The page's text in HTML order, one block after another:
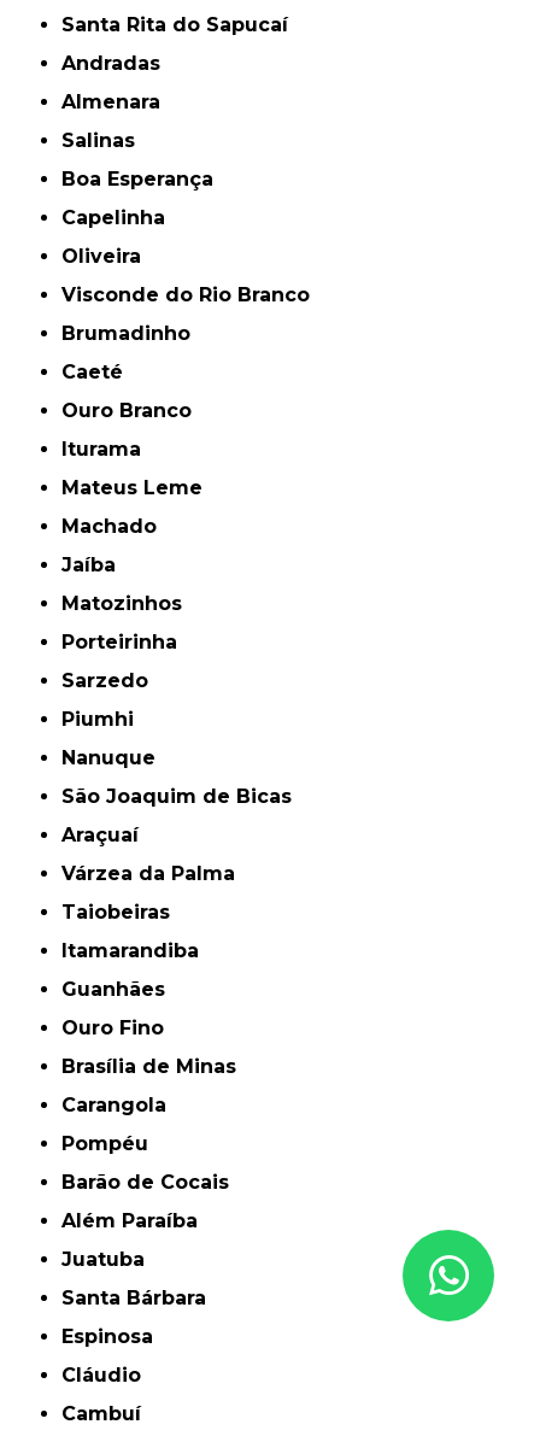
Santa Rita do Sapucaí
Andradas
Almenara
Salinas
Boa Esperança
Capelinha
Oliveira
Visconde do Rio Branco
Brumadinho
Caeté
Ouro Branco
Iturama
Mateus Leme
Machado
Jaíba
Matozinhos
Porteirinha
Sarzedo
Piumhi
Nanuque
São Joaquim de Bicas
Araçuaí
Várzea da Palma
Taiobeiras
Itamarandiba
Guanhães
Ouro Fino
Brasília de Minas
Carangola
Pompéu
Barão de Cocais
Além Paraíba
Juatuba
Santa Bárbara
Espinosa
Cláudio
Cambuí